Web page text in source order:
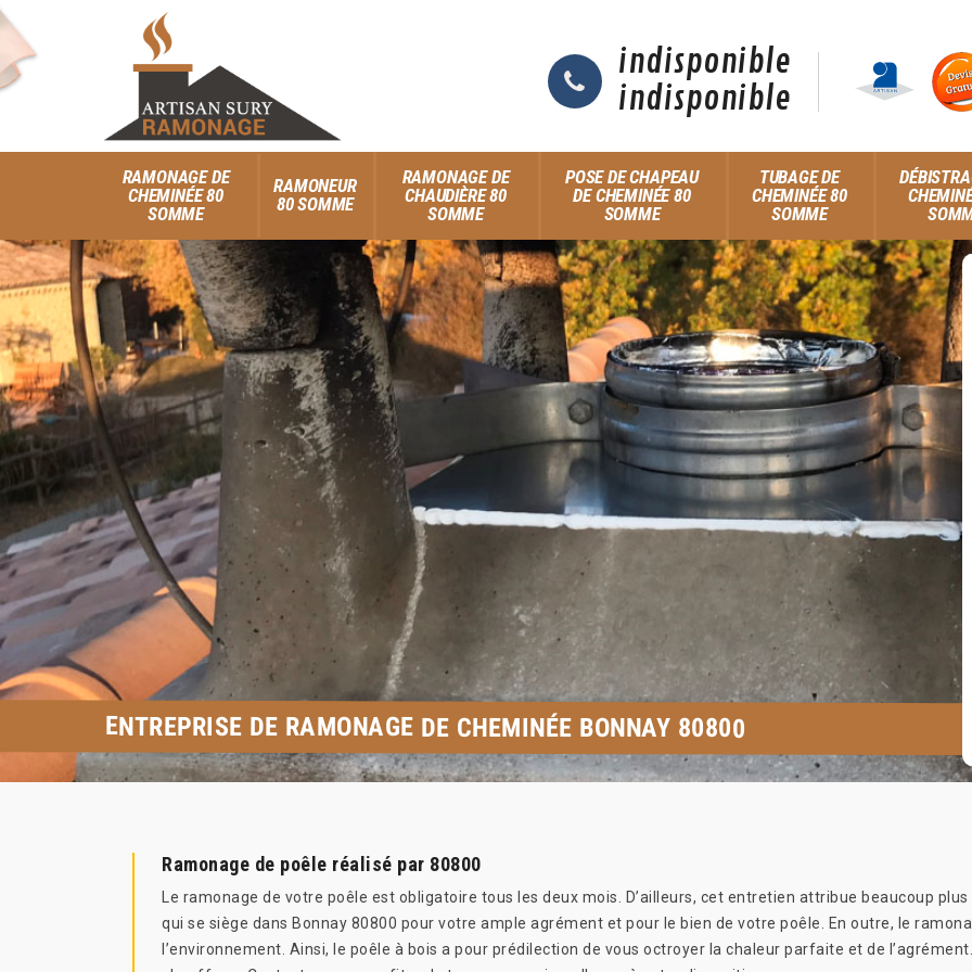
indisponible
indisponible
RAMONAGE DE
CHEMINÉE 80
SOMME
RAMONEUR
80 SOMME
RAMONAGE DE
CHAUDIÈRE 80
SOMME
POSE DE CHAPEAU
DE CHEMINÉE 80
SOMME
TUBAGE DE
CHEMINÉE 80
SOMME
ENTREPRISE DE RAMONAGE DE CHEMINÉE BONNAY 80800
Ramonage de poêle réalisé par 80800
Le ramonage de votre poêle est obligatoire tous les deux mois. D’ailleurs, cet entretien attribue beaucoup
qui se siège dans Bonnay 80800 pour votre ample agrément et pour le bien de votre poêle. En outre, le
l’environnement. Ainsi, le poêle à bois a pour prédilection de vous octroyer la chaleur parfaite et de